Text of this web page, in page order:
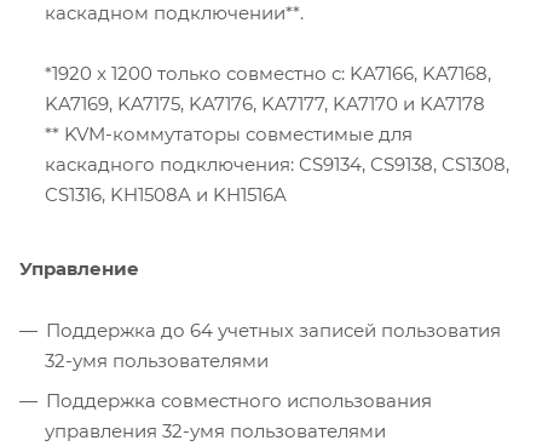
каскадном подключении**.
*1920 x 1200 только совместно с: KA7166, KA7168,
KA7169, KA7175, KA7176, KA7177, KA7170 и KA7178
** KVM-коммутаторы совместимые для
каскадного подключения: CS9134, CS9138, CS1308,
CS1316, KH1508A и KH1516A
Управление
Поддержка до 64 учетных записей пользоватия
32-умя пользователями
Поддержка совместного использования
управления 32-умя пользователями